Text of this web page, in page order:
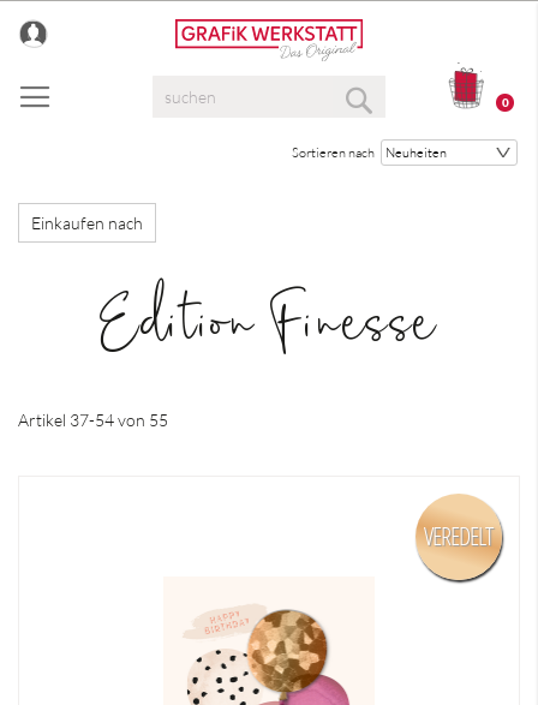
zum
0
Edition Finesse
Artikel 37-54von 55
Sortieren nach
VEREDELT
Einkaufen nach